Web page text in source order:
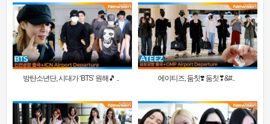
방탄소년단, 시대가 ‘BTS’ 원해🎵 .. 에이티즈, 둠칫❣️ 둠칫❣&#..